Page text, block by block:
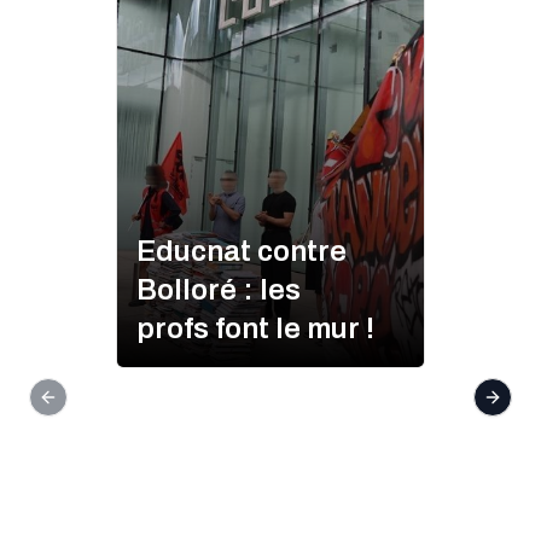
Educnat contre
Bolloré : les
profs font le mur !
Previous slide Next